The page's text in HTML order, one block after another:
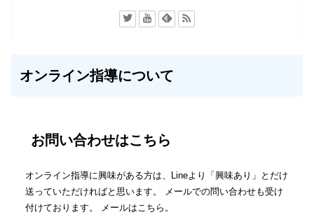
オンライン指導について
お問い合わせはこちら
オンライン指導に興味がある方は、Lineより「興味あり」とだけ
送っていただければと思います。 メールでの問い合わせも受け
付けております。 メールはこちら。